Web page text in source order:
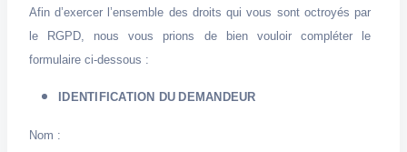
Afin d’exercer l’ensemble des droits qui vous sont octroyés par
le RGPD, nous vous prions de bien vouloir compléter le
formulaire ci-dessous :
IDENTIFICATION DU DEMANDEUR
Nom :